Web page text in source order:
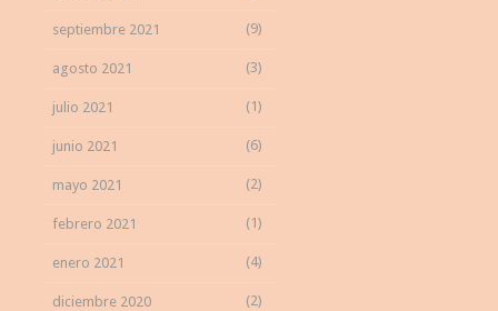
septiembre 2021 (9)
agosto 2021 (3)
julio 2021 (1)
junio 2021 (6)
mayo 2021 (2)
febrero 2021 (1)
enero 2021 (4)
diciembre 2020 (2)